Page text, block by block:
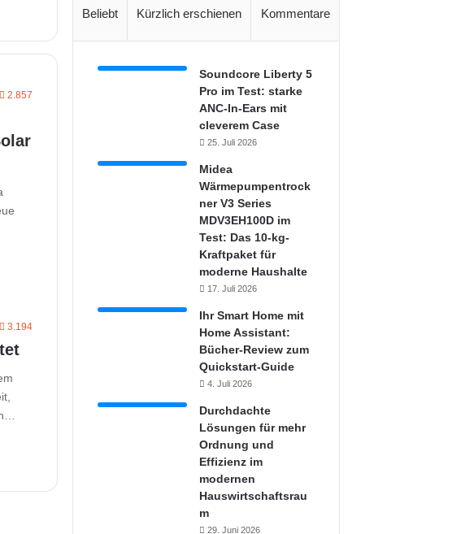
2.857
3.194
Beliebt Kürzlich erschienen Kommentare
Soundcore Liberty 5
Pro im Test: starke
ANC-In-Ears mit
cleverem Case
25. Juli 2026
Midea
Wärmepumpentrock
ner V3 Series
MDV3EH100D im
Test: Das 10-kg-
Kraftpaket für
moderne Haushalte
17. Juli 2026
Ihr Smart Home mit
Home Assistant:
Bücher-Review zum
Quickstart-Guide
4. Juli 2026
Durchdachte
Lösungen für mehr
Ordnung und
Effizienz im
modernen
Hauswirtschaftsrau
m
29. Juni 2026